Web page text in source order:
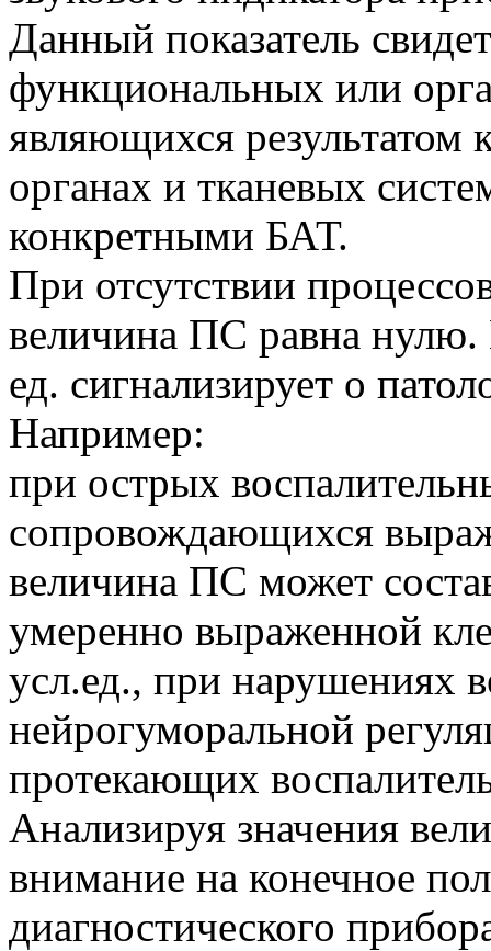
Данный показатель
функциональных или
являющихся результатом
органах и тканевых
конкретными БАТ.
При отсутствии
величина ПС равна нулю.
ед. сигнализирует о
Например:
при острых
сопровождающихся
величина ПС может
умеренно выраженной
усл.ед., при нарушениях
нейрогуморальной
протекающих
Анализируя значения
внимание на конечное
диагностического